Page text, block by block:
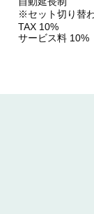
※セット切り替
TAX 10%
サービス料 10%